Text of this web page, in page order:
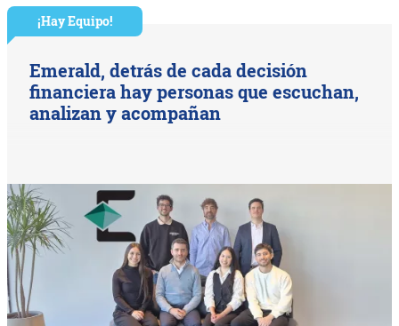
¡Hay Equipo!
Emerald, detrás de cada decisión
financiera hay personas que escuchan,
analizan y acompañan